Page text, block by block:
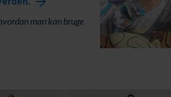
man kan bruge